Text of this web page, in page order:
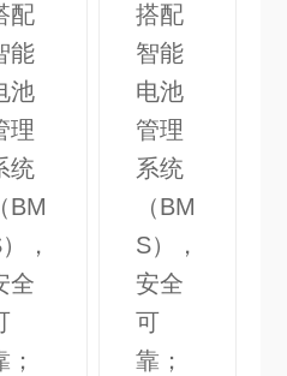
配
能
池
理
统
（BM
，
全
；
搭配
智能
电池
管理
系统
（BM
S），
安全
可
靠；